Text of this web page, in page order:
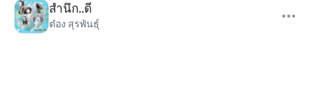
สำนึก..ดี
ต๋อง สุรพันธุ์